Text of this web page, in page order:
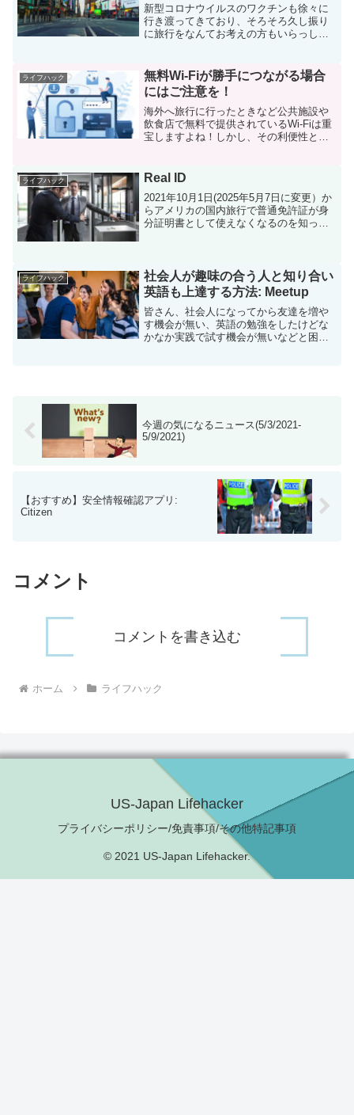
新型コロナウイルスのワクチンも徐々に
行き渡ってきており、そろそろ久し振り
に旅行をなんてお考えの方もいらっしゃ
ューヨークの治安事情を私の実体験も含
めてご紹介させていただき...
ライフハック
無料Wi-Fiが勝手につながる場合
にはご注意を！
海外へ旅行に行ったときなど公共施設や
飲食店で無料で提供されているWi-Fiは重
宝しますよね！しかし、その利便性とは
WiFiの危険性とそれを回避するための方
ライフハック Real ID
2021年10月1日(2025年5月7日に変更）か
らアメリカの国内旅行で普通免許証が身
分証明書として使えなくなるのを知って
港のセキュ...
ライフハック
社会人が趣味の合う人と知り合い
英語も上達する方法: Meetup
皆さん、社会人になってから友達を増や
す機会が無い、英語の勉強をしたけどな
かなか実践で試す機会が無いなどと困っ
今週の気になるニュース(5/3/2021-
5/9/2021)
【おすすめ】安全情報確認アプリ:
Citizen
コメント
コメントを書き込む
ホーム ライフハック
US-Japan Lifehacker
プライバシーポリシー/免責事項/その他特記事項
© 2021 US-Japan Lifehacker.